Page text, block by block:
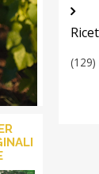
(129)